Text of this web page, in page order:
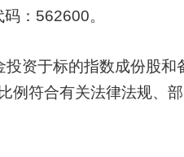
：562600。
于标的指数成份股和
例符合有关法律法规、